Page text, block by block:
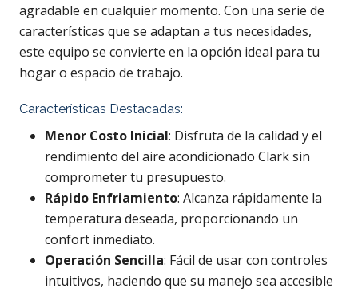
agradable en cualquier momento. Con una serie de
características que se adaptan a tus necesidades,
este equipo se convierte en la opción ideal para tu
hogar o espacio de trabajo.
Características Destacadas:
Menor Costo Inicial: Disfruta de la calidad y el
rendimiento del aire acondicionado Clark sin
comprometer tu presupuesto.
Rápido Enfriamiento: Alcanza rápidamente la
temperatura deseada, proporcionando un
confort inmediato.
Operación Sencilla: Fácil de usar con controles
intuitivos, haciendo que su manejo sea accesible